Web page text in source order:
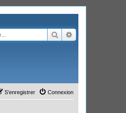
Rechercher
Connexion
S’enregistrer